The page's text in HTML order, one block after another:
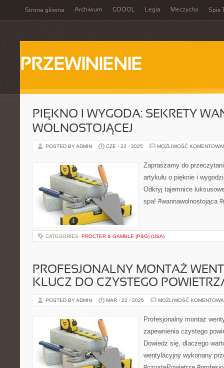
Strona główna Archiwum GOOOL Legia Meczycho Spis
PRZEWINIENIE
PIĘKNO I WYGODA: SEKRETY
WOLNOSTOJĄCEJ
POSTED BY ADMIN CZE - 22 - 2025 MOŻLIWOŚĆ
Zapraszamy do
artykułu o pięknie i
Odkryj tajemnice
spa! #wannawolnostojąca
CATEGORIES: PROCTER & GAMBLE (P&G) (USA)
PROFESJONALNY MONTAŻ
KLUCZ DO CZYSTEGO
POSTED BY ADMIN MAR - 22 - 2025 MOŻLIWOŚĆ
Profesjonalny montaż
zapewnienia czystego
Dowiedz się, dlaczego
wentylacyjny wykonany